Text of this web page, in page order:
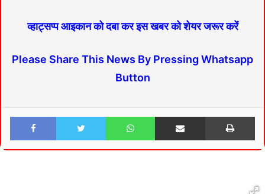
व्हाट्सप्प आइकान को दबा कर इस खबर को शेयर जरूर करें
Please Share This News By Pressing Whatsapp
Button
Facebook Twitter WhatsApp Share via Email Print